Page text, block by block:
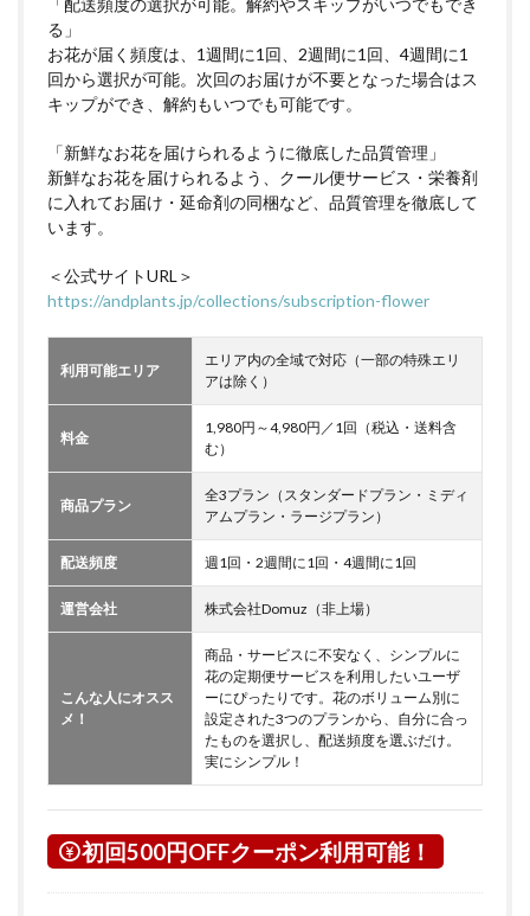
「配送頻度の選択が可能。解約やスキップがいつでもでき
る」
お花が届く頻度は、1週間に1回、2週間に1回、4週間に1
回から選択が可能。次回のお届けが不要となった場合はス
キップができ、解約もいつでも可能です。
「新鮮なお花を届けられるように徹底した品質管理」
新鮮なお花を届けられるよう、クール便サービス・栄養剤
に入れてお届け・延命剤の同梱など、品質管理を徹底して
います。
＜公式サイトURL＞
https://andplants.jp/collections/subscription-flower
利用可能エリア
エリア内の全域で対応（一部の特殊エリ
アは除く）
料金
1,980円～4,980円／1回（税込・送料含
む）
商品プラン
全3プラン（スタンダードプラン・ミディ
アムプラン・ラージプラン）
配送頻度 週1回・2週間に1回・4週間に1回
運営会社 株式会社Domuz（非上場）
こんな人にオスス
メ！
商品・サービスに不安なく、シンプルに
花の定期便サービスを利用したいユーザ
ーにぴったりです。花のボリューム別に
設定された3つのプランから、自分に合っ
たものを選択し、配送頻度を選ぶだけ。
実にシンプル！
初回500円OFFクーポン利用可能！